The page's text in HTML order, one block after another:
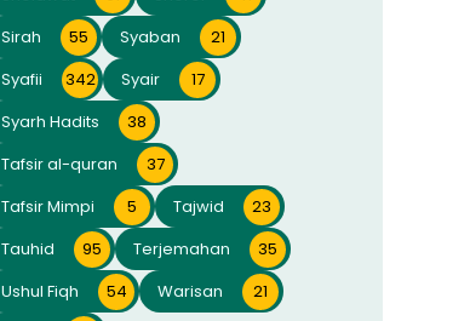
Sirah
55 Syaban
21
Syafii
342 Syair
17
Syarh Hadits
38
Tafsir al-quran
37
Tafsir Mimpi
5 Tajwid
23
Tauhid
95 Terjemahan
35
Ushul Fiqh
54 Warisan
21